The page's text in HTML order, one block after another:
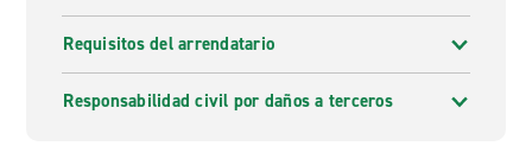
Requisitos del arrendatario
Responsabilidad civil por daños a terceros